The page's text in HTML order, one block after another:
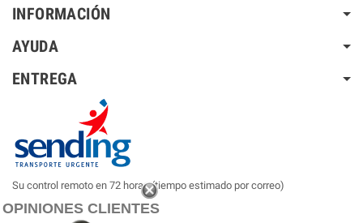
INFORMACIÓN
AYUDA
ENTREGA
Su control remoto en 72 horas (tiempo estimado por correo)
OPINIONES CLIENTES